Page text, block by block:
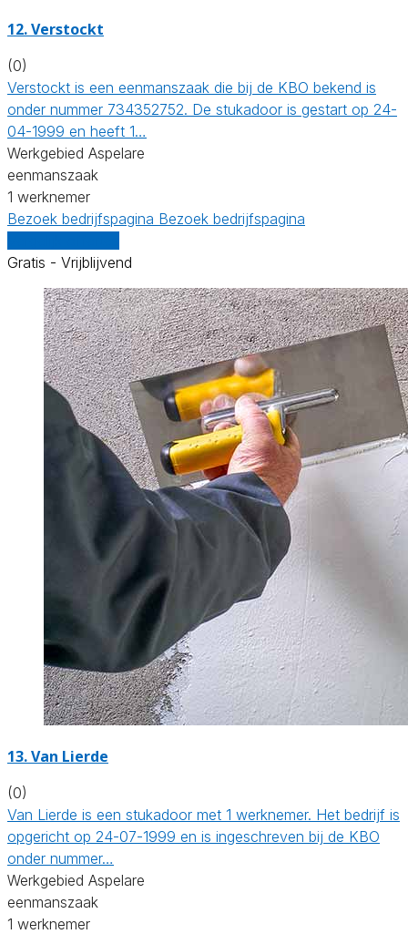
12. Verstockt
(0)
Verstockt is een eenmanszaak die bij de KBO bekend is
onder nummer 734352752. De stukadoor is gestart op 24-
04-1999 en heeft 1…
Werkgebied Aspelare
eenmanszaak
1 werknemer
Bezoek bedrijfspagina Bezoek bedrijfspagina
Gratis - Vrijblijvend
13. Van Lierde
(0)
Van Lierde is een stukadoor met 1 werknemer. Het bedrijf is
opgericht op 24-07-1999 en is ingeschreven bij de KBO
onder nummer…
Werkgebied Aspelare
eenmanszaak
1 werknemer